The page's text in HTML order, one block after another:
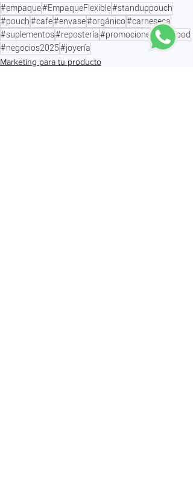
#empaque#EmpaqueFlexible#standuppouch
#pouch#cafe#envase#orgánico#carneseca
#suplementos#repostería#promociones #petfood
#negocios2025#joyería
Marketing para tu producto